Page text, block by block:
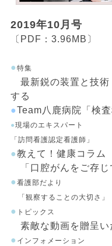
2019年10月号
〔PDF：3.96MB〕
● 特集
最新鋭の装置と技
する
●Team八鹿病院「検査
●現場のエキスパート
「訪問看護認定看護師」
●教えて！健康コラム
「口腔がんをご存じ
● 看護部だより
「観察することの大切さ」
● トピックス
素敵な動画を贈呈
● インフォメーション